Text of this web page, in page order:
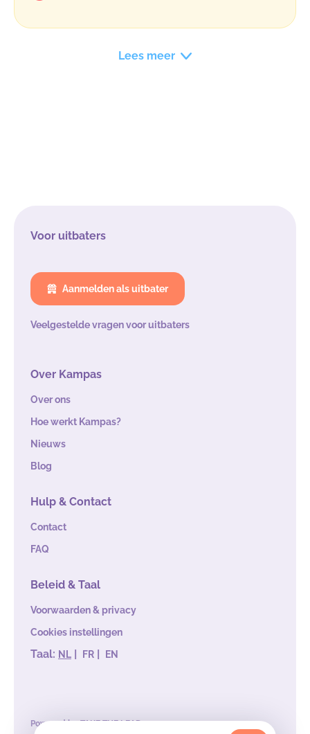
Lees meer
Voor uitbaters
Aanmelden als uitbater
Veelgestelde vragen voor uitbaters
Over Kampas
Over ons
Hoe werkt Kampas?
Nieuws
Blog
Hulp & Contact
Contact
FAQ
Beleid & Taal
Voorwaarden & privacy
Cookies instellingen
Taal: NL | FR | EN
Powered byTAKE THE LEAD